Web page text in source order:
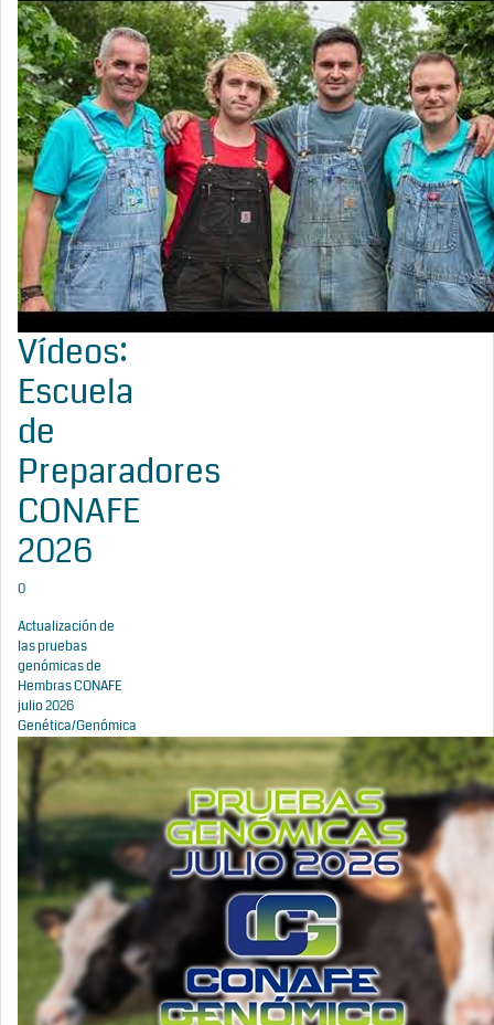
Vídeos:
Escuela
de
Preparadores
CONAFE
2026
0
Actualización de
las pruebas
genómicas de
Hembras CONAFE
julio 2026
Genética/Genómica